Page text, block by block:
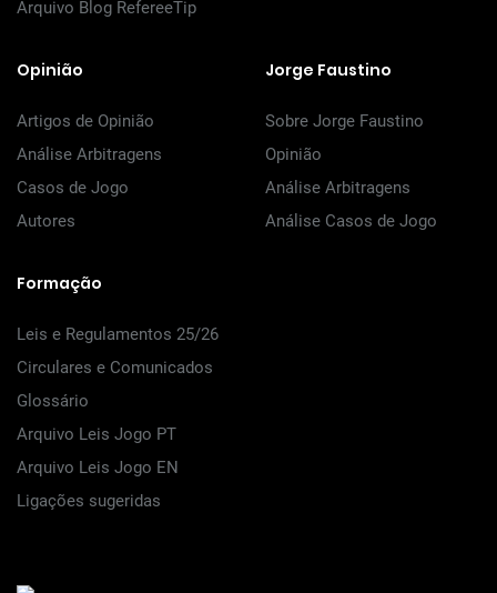
Arquivo Blog RefereeTip
Opinião
Artigos de Opinião
Análise Arbitragens
Casos de Jogo
Autores
Jorge Faustino
Sobre Jorge Faustino
Opinião
Análise Arbitragens
Análise Casos de Jogo
Formação
Leis e Regulamentos 25/26
Circulares e Comunicados
Glossário
Arquivo Leis Jogo PT
Arquivo Leis Jogo EN
Ligações sugeridas